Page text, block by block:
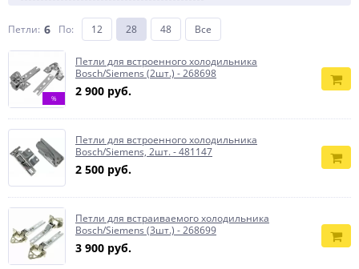
Петли: 6 По: 12 28 48 Все
%
Петли для встроенного холодильника
Bosch/Siemens (2шт.) - 268698
2 900 руб.
Петли для встроенного холодильника
Bosch/Siemens, 2шт. - 481147
2 500 руб.
Петли для встраиваемого холодильника
Bosch/Siemens (3шт.) - 268699
3 900 руб.